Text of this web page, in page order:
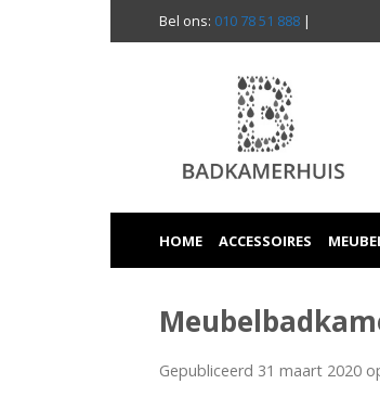
Bel ons: 010 78 51 888 |
HOME ACCESSOIRES
Gepubliceerd 31 maart 2020